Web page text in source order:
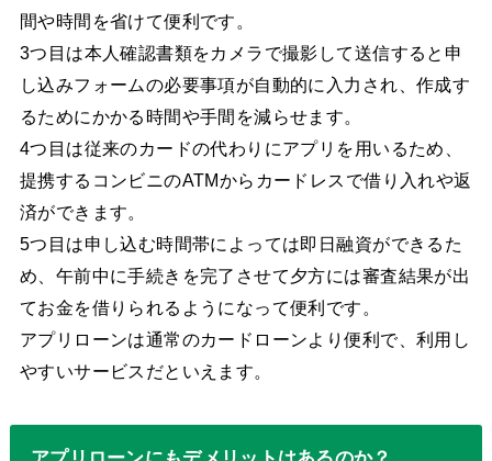
間や時間を省けて便利です。
3つ目は本人確認書類をカメラで撮影して送信すると申
し込みフォームの必要事項が自動的に入力され、作成す
るためにかかる時間や手間を減らせます。
4つ目は従来のカードの代わりにアプリを用いるため、
提携するコンビニのATMからカードレスで借り入れや返
済ができます。
5つ目は申し込む時間帯によっては即日融資ができるた
め、午前中に手続きを完了させて夕方には審査結果が出
てお金を借りられるようになって便利です。
アプリローンは通常のカードローンより便利で、利用し
やすいサービスだといえます。